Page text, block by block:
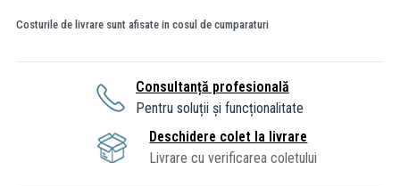
Costurile de livrare sunt afisate in cosul de cumparaturi
Consultanță profesională
Pentru soluții și funcționalitate
Deschidere colet la livrare
Livrare cu verificarea coletului